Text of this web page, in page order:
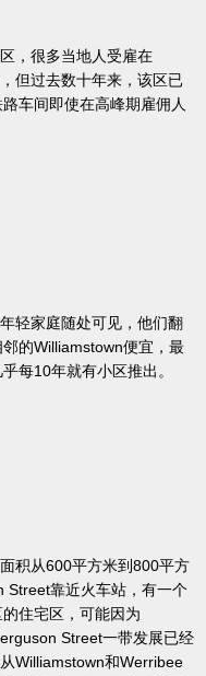
，很多当地人受雇在
但过去数十年来，该区已
车间即使在高峰期雇佣人
轻家庭随处可见，他们翻
的Williamstown便宜，最
每10年就有小区推出。
积从600平方米到800平方
Street靠近火车站，有一个
住宅区，可能因为
Street一带发展已经
Williamstown和Werribee